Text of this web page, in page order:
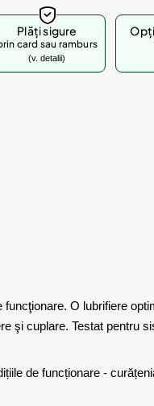
Plăți sigure
card sau ramburs
(v. detalii)
O lubrifiere
şi cuplare. Testat pentru
de funcționare -